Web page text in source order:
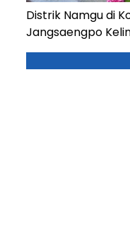
Distrik Namgu di
Jangsaengpo